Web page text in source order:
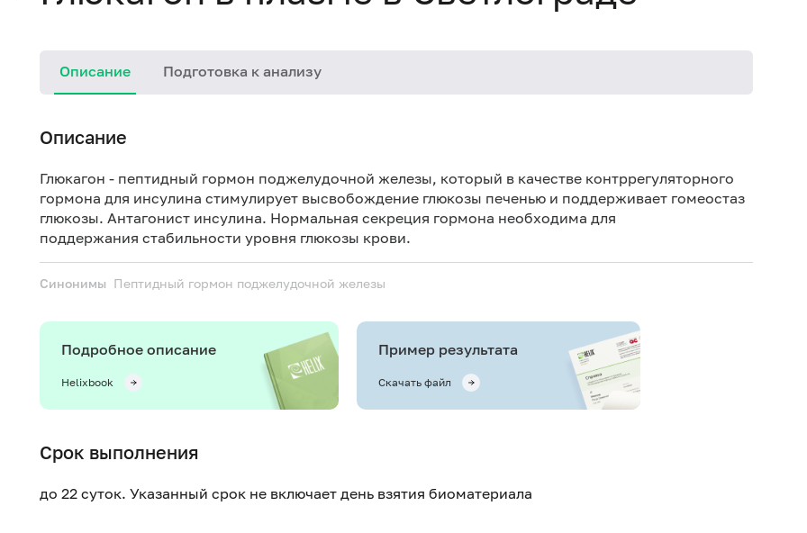
Описание Подготовка к анализу
Описание
Глюкагон - пептидный гормон поджелудочной железы, который в качестве контррегуляторного
гормона для инсулина стимулирует высвобождение глюкозы печенью и поддерживает гомеостаз
глюкозы. Антагонист инсулина. Нормальная секреция гормона необходима для
поддержания стабильности уровня глюкозы крови.
Синонимы Пептидный гормон поджелудочной железы
Подробное описание
Helixbook
Пример результата
Скачать файл
Срок выполнения
до 22 суток. Указанный срок не включает день взятия биоматериала